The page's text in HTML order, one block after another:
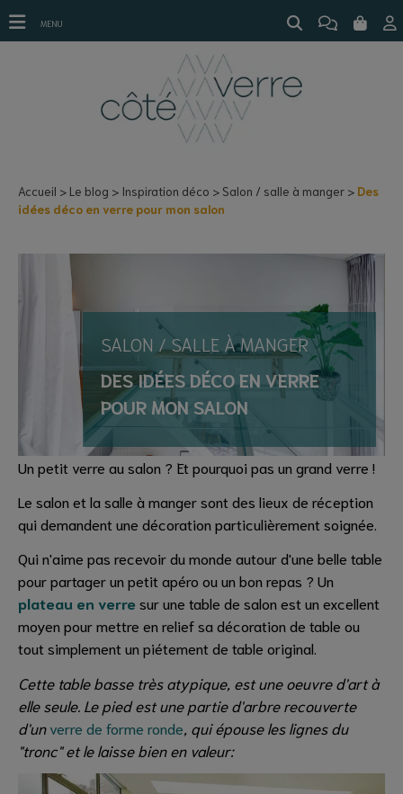
Des idées déco en verre pour mon salon
Accueil Le blog Inspiration déco Salon / salle à manger
Des
idées déco en verre pour mon salon
SALON / SALLE À MANGER
DES IDÉES DÉCO EN VERRE
POUR MON SALON
Un petit verre au salon ? Et pourquoi pas un grand verre !
Le salon et la salle à manger sont des lieux de réception
qui demandent une décoration particulièrement soignée.
Qui n'aime pas recevoir du monde autour d'une belle table
pour partager un petit apéro ou un bon repas ? Un
plateau en verresur une table de salon est un excellent
moyen pour mettre en relief sa décoration de table ou
tout simplement un piétement de table original.
Cette table basse très atypique, est une oeuvre d'art à
elle seule. Le pied est une partie d'arbre recouverte
d'unverre de forme ronde , qui épouse les lignes du
"tronc" et le laisse bien en valeur:
MENU